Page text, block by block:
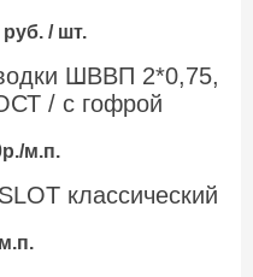
300/500-1000 руб. / шт.
ШВВП 2*0,75,
/ с гофрой
м.п.
классический